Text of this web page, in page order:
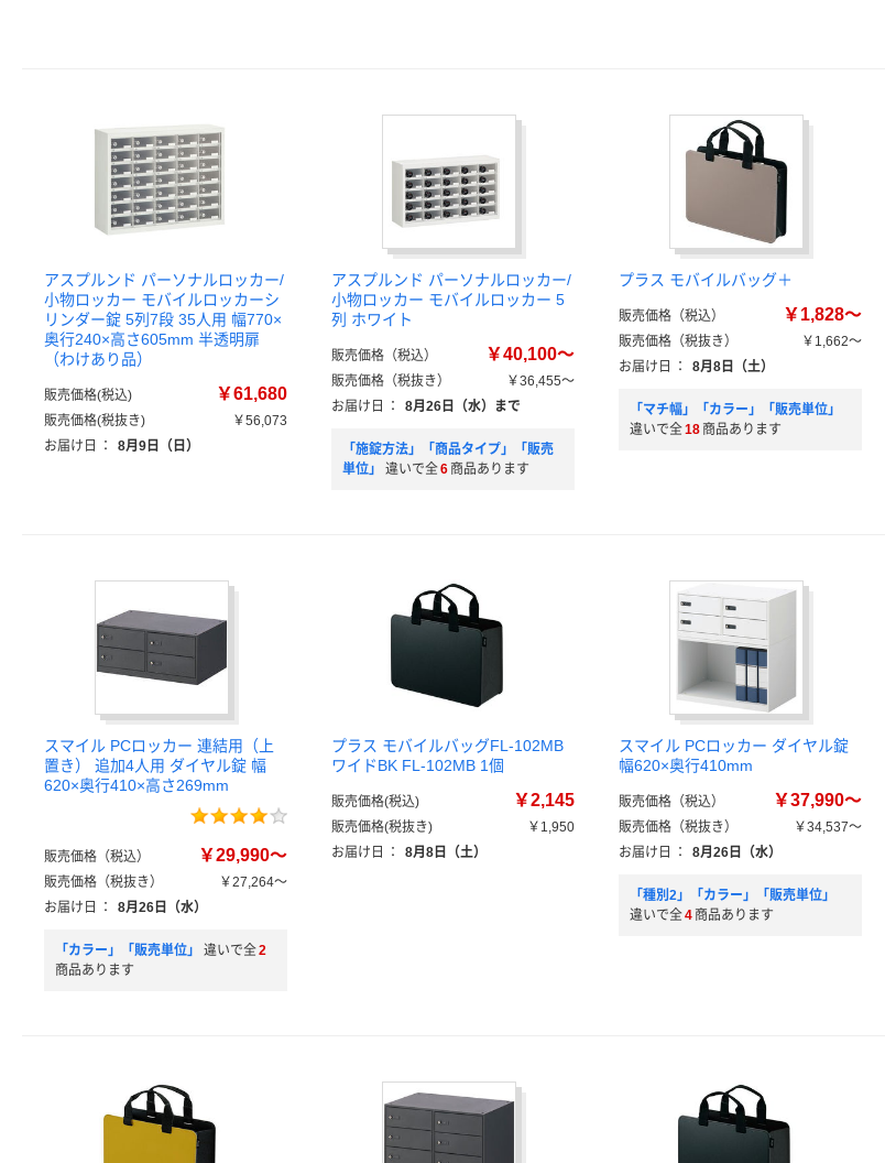
アスプルンド パーソナルロッカー/
小物ロッカー モバイルロッカーシ
リンダー錠 5列7段 35人用 幅770×
奥行240×高さ605mm 半透明扉
（わけあり品）
販売価格(税込) ￥61,680
販売価格(税抜き)
￥56,073
お届け日
： 8月9日（日）
アスプルンド パーソナルロッカー/
小物ロッカー モバイルロッカー 5
列 ホワイト
販売価格（税込） ￥40,100～
販売価格（税抜き）
￥36,455～
お届け日
： 8月26日（水）まで
「施錠方法」「商品タイプ」「販売
単位」
違いで全6 商品あります
プラス モバイルバッグ＋
販売価格（税込） ￥1,828～
販売価格（税抜き）
￥1,662～
お届け日
： 8月8日（土）
「マチ幅」「カラー」「販売単位」
違いで全18 商品あります
スマイル PCロッカー 連結用（上
置き） 追加4人用 ダイヤル錠 幅
620×奥行410×高さ269mm
販売価格（税込） ￥29,990～
販売価格（税抜き）
￥27,264～
お届け日
： 8月26日（水）
「カラー」「販売単位」 違いで全2
商品あります
プラス モバイルバッグFL-102MB
ワイドBK FL-102MB 1個
販売価格(税込) ￥2,145
販売価格(税抜き)
￥1,950
お届け日
： 8月8日（土）
スマイル PCロッカー ダイヤル錠
幅620×奥行410mm
販売価格（税込） ￥37,990～
販売価格（税抜き）
￥34,537～
お届け日
： 8月26日（水）
「種別2」「カラー」「販売単位」
違いで全4 商品あります